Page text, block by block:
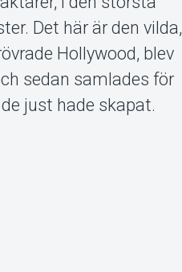
Det här är den vilda,
Hollywood, blev
sedan samlades för
just hade skapat.